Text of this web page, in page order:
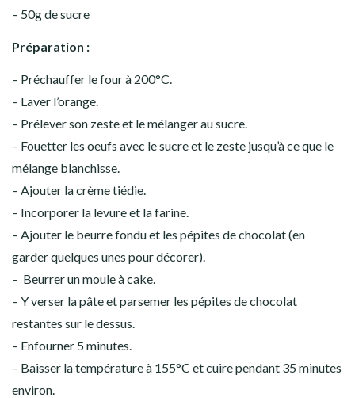
– 50g de sucre
Préparation :
– Préchauffer le four à 200°C.
– Laver l’orange.
– Prélever son zeste et le mélanger au sucre.
– Fouetter les oeufs avec le sucre et le zeste jusqu’à ce que le
mélange blanchisse.
– Ajouter la crème tiédie.
– Incorporer la levure et la farine.
– Ajouter le beurre fondu et les pépites de chocolat (en
garder quelques unes pour décorer).
– Beurrer un moule à cake.
– Y verser la pâte et parsemer les pépites de chocolat
restantes sur le dessus.
– Enfourner 5 minutes.
– Baisser la température à 155°C et cuire pendant 35 minutes
environ.